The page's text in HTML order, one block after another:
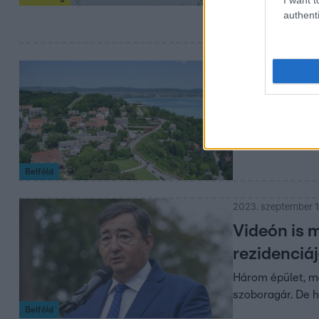
Belföld
családom
Belföld
2023. szeptember
Videón is
Három épület,
szoboragár. De